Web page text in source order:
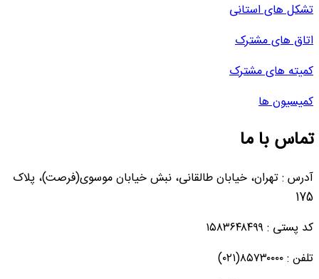
تشکل های استانی
اتاق های مشترک
کمیته های مشترک
کمیسیون ها
تماس با ما
آدرس : تهران، خیابان طالقانی، نبش خیابان موسوی(فرصت)، پلاک
175
کد پستی : ۱۵۸۳۶۴۸۴۹۹
تلفن : ۸۵۷۳۰۰۰۰(۰۲۱)